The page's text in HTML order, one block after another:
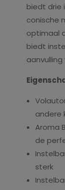
biedt drie
conische
optimaal
biedt
aanvulling
andere
Aroma
de
sterk